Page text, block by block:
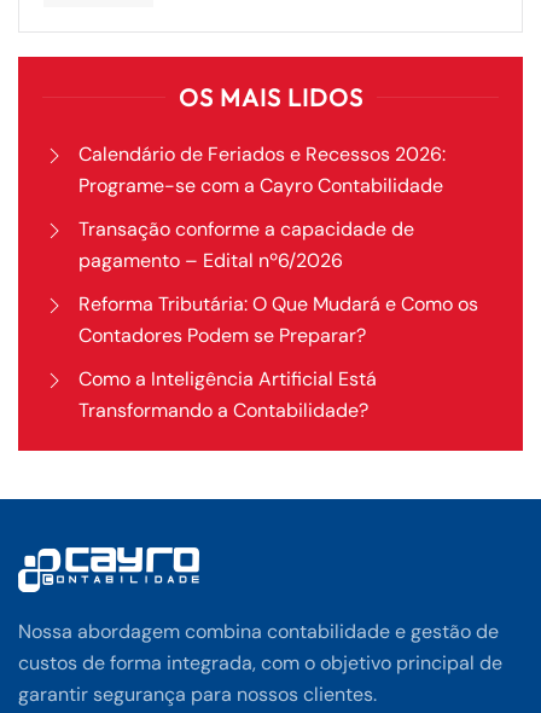
OS MAIS LIDOS
Calendário de Feriados e Recessos 2026:
Programe-se com a Cayro Contabilidade
Transação conforme a capacidade de
pagamento – Edital nº6/2026
Reforma Tributária: O Que Mudará e Como os
Contadores Podem se Preparar?
Como a Inteligência Artificial Está
Transformando a Contabilidade?
Nossa abordagem combina contabilidade e gestão de
custos de forma integrada, com o objetivo principal de
garantir segurança para nossos clientes.